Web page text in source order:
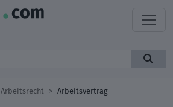
Arbeitsrecht Arbeitsvertrag